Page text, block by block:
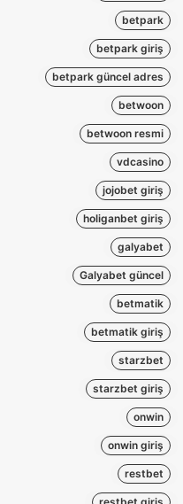
betpark
betpark giriş
betpark güncel adres
betwoon
betwoon resmi
vdcasino
jojobet giriş
holiganbet giriş
galyabet
Galyabet güncel
betmatik
betmatik giriş
starzbet
starzbet giriş
onwin
onwin giriş
restbet